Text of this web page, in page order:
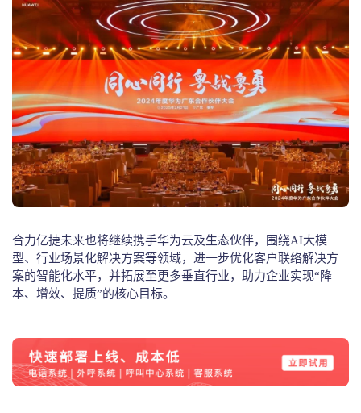
合力亿捷未来也将继续携手华为云及生态伙伴，围绕AI大模
型、行业场景化解决方案等领域，进一步优化客户联络解决方
案的智能化水平，并拓展至更多垂直行业，助力企业实现“降
本、增效、提质”的核心目标。